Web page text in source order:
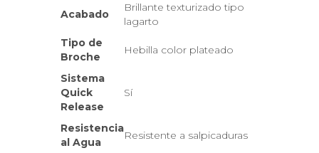
Acabado
Brillante texturizado tipo
lagarto
Tipo de
Broche
Hebilla color plateado
Sistema
Quick
Release
Sí
Resistencia
al Agua
Resistente a salpicaduras